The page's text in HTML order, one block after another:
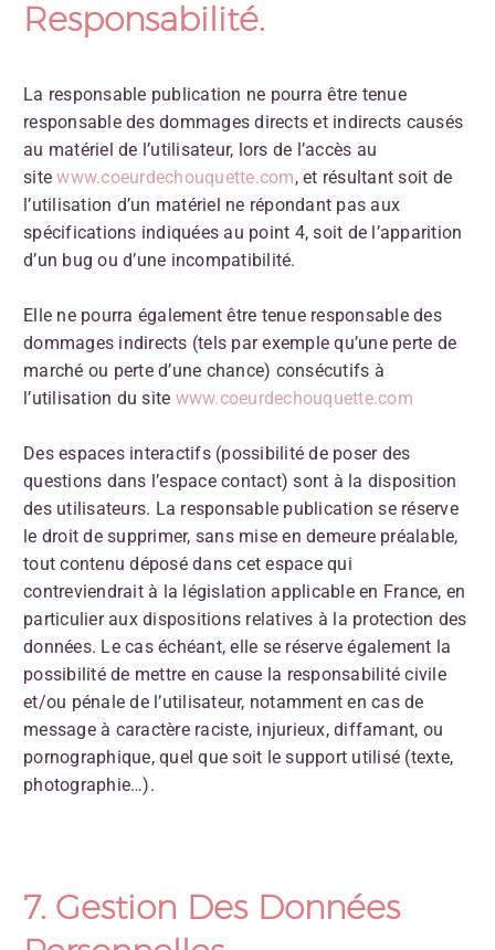
Responsabilité.
La responsable publication ne pourra être tenue
responsable des dommages directs et indirects causés
au matériel de l’utilisateur, lors de l’accès au
sitewww.coeurdechouquette.com, et résultant soit de
l’utilisation d’un matériel ne répondant pas aux
spécifications indiquées au point 4, soit de l’apparition
d’un bug ou d’une incompatibilité.
Elle ne pourra également être tenue responsable des
dommages indirects (tels par exemple qu’une perte de
marché ou perte d’une chance) consécutifs à
l’utilisation du site www.coeurdechouquette.com
Des espaces interactifs (possibilité de poser des
questions dans l’espace contact) sont à la disposition
des utilisateurs. La responsable publication se réserve
le droit de supprimer, sans mise en demeure préalable,
tout contenu déposé dans cet espace qui
contreviendrait à la législation applicable en France, en
particulier aux dispositions relatives à la protection des
données. Le cas échéant, elle se réserve également la
possibilité de mettre en cause la responsabilité civile
et/ou pénale de l’utilisateur, notamment en cas de
message à caractère raciste, injurieux, diffamant, ou
pornographique, quel que soit le support utilisé (texte,
photographie…).
7. Gestion Des Données